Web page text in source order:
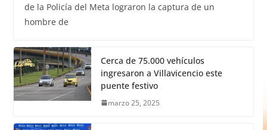
de la Policía del Meta lograron la captura de un
hombre de
Cerca de 75.000 vehículos
ingresaron a Villavicencio este
puente festivo
marzo 25, 2025